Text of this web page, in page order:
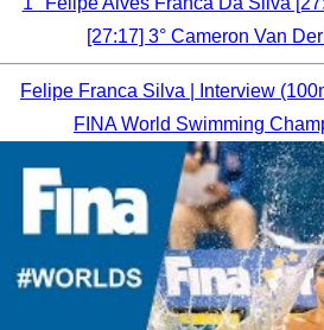
[27:17] 3° Cameron Van
Felipe Franca Silva | Interview
FINA World Swimming